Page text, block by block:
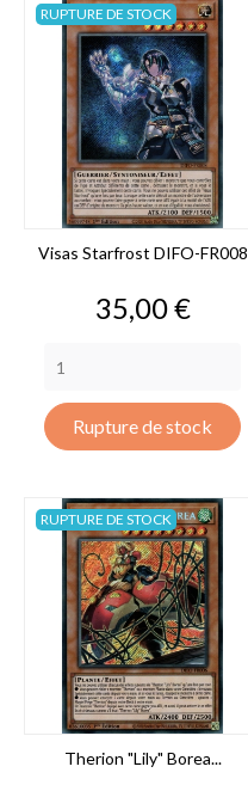
Visas Starfrost DIFO-FR008
Prix
35,00 €
Rupture de stock
RUPTURE DE STOCK
Therion "Lily" Borea...
RUPTURE DE STOCK